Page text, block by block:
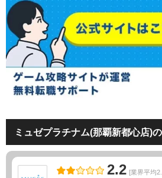
ミュゼプラチナム(那覇新都心店)
2.2 [業界平均